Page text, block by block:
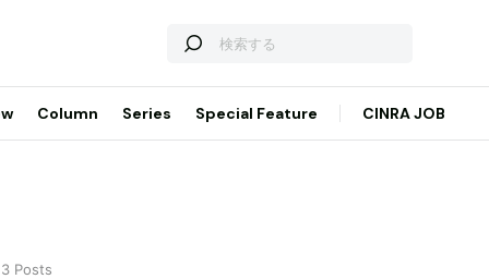
Column Series Special Feature CINRA JOB
Posts